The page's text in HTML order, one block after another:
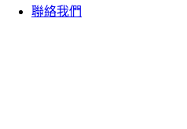
聯絡我們